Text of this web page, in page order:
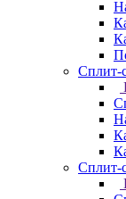
Сплит-
Сплит-